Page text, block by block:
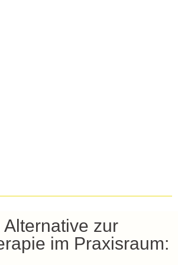
Alternative zur
im Praxisraum: